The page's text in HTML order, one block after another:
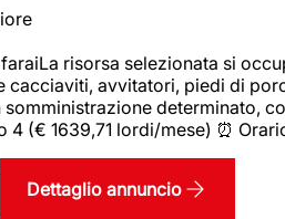
faraiLa risorsa selezionata si
cacciaviti, avvitatori, piedi di
determinato,
4 (€ 1639,71 lordi/mese) ⏰
Dettaglio annuncio